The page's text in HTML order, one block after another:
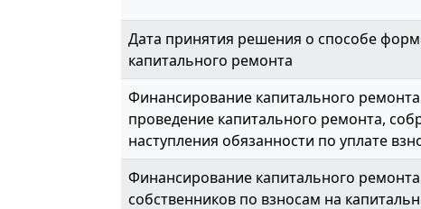
Дата принятия решения о способе
капитального ремонта
Финансирование капитального
проведение капитального ремонта,
наступления обязанности по уплате
Финансирование капитального
собственников по взносам на